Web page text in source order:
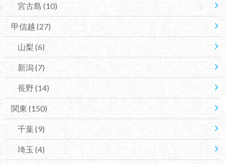
宮古島 (10)
甲信越 (27)
山梨 (6)
新潟(7)
長野 (14)
関東 (150)
千葉(9)
埼玉 (4)